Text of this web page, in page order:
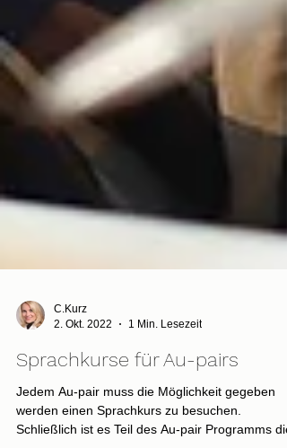
2. Okt. 2022
1 Min. Lesezeit
Sprachkurse für Au-pairs
Jedem Au-pair muss die Möglichkeit gegeben